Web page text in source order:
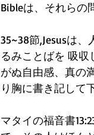
Bibleは、それらの
35~38節,Jesusは
るみことばを 吸
がぬ自由感、真の
り胸に書き記して
マタイの福音書